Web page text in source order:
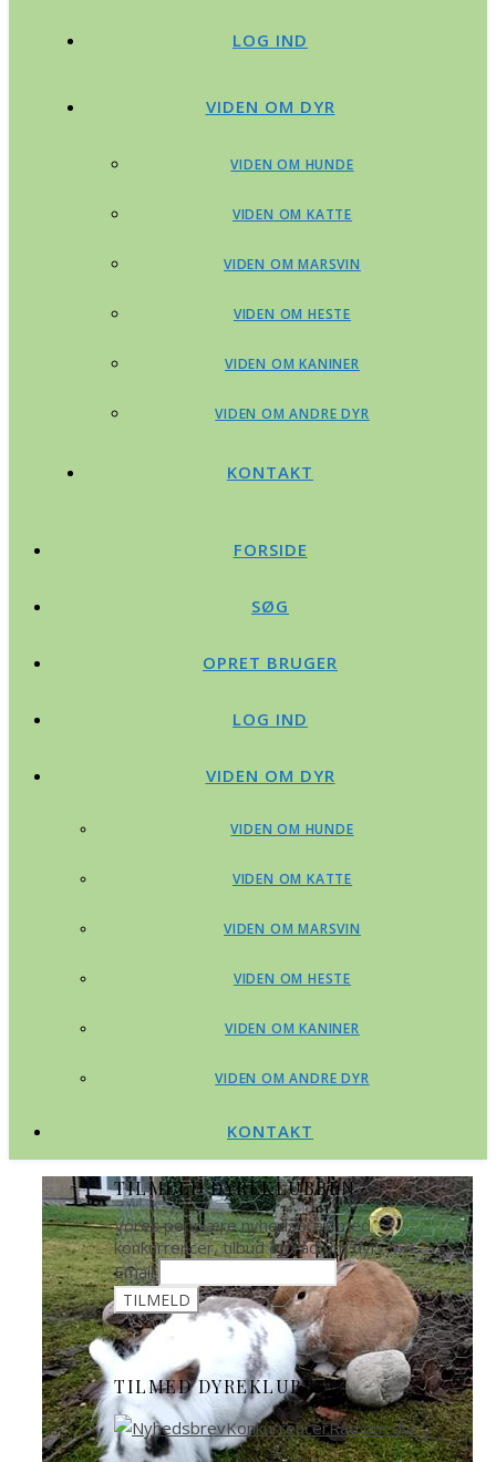
LOG IND
VIDEN OM DYR
VIDEN OM HUNDE
VIDEN OM KATTE
VIDEN OM MARSVIN
VIDEN OM HESTE
VIDEN OM KANINER
VIDEN OM ANDRE DYR
KONTAKT
FORSIDE
SØG
OPRET BRUGER
LOG IND
VIDEN OM DYR
VIDEN OM HUNDE
VIDEN OM KATTE
VIDEN OM MARSVIN
VIDEN OM HESTE
VIDEN OM KANINER
VIDEN OM ANDRE DYR
KONTAKT
TILMELD DYREKLUBBEN
Vores populære nyhedsbrev med
konkurrencer, tilbud og råd om dyr.
Email
TILMED DYREKLUBBEN